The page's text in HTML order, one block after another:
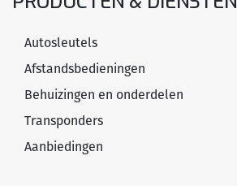
Autosleutels
Afstandsbedieningen
Behuizingen en onderdelen
Transponders
Aanbiedingen